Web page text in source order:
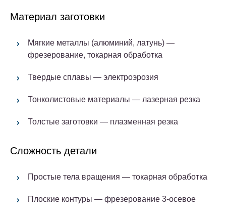
Материал заготовки
Мягкие металлы (алюминий, латунь) —
фрезерование, токарная обработка
Твердые сплавы — электроэрозия
Тонколистовые материалы — лазерная резка
Толстые заготовки — плазменная резка
Сложность детали
Простые тела вращения — токарная обработка
Плоские контуры — фрезерование 3-осевое